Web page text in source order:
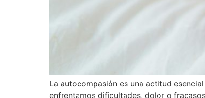
La autocompasión es una actitud
enfrentamos dificultades, dolor o